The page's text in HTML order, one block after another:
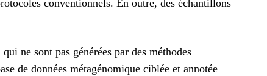
conventionnels. En outre, des échantillons
ne sont pas générées par des méthodes
de données métagénomique ciblée et annotée